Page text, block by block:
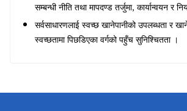
सम्बन्धी नीति तथा मापदण्ड तर्जुमा, कार्यान्वयन र
सर्वसाधारणलाई स्वच्छ खानेपानीको उपलब्धता र
स्वच्छतामा पिछडिएका वर्गको पहुँच सुनिश्चितता ।